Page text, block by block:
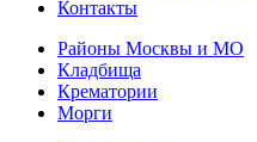
Контакты
Районы Москвы и МО
Кладбища
Крематории
Морги